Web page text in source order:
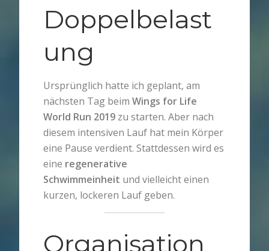
Doppelbelast
ung
Ursprünglich hatte ich geplant, am
nächsten Tag beimWings for Life
World Run 2019 zu starten. Aber nach
diesem intensiven Lauf hat mein Körper
eine Pause verdient. Stattdessen wird es
eine regenerative
Schwimmeinheit und vielleicht einen
kurzen, lockeren Lauf geben.
Organisation